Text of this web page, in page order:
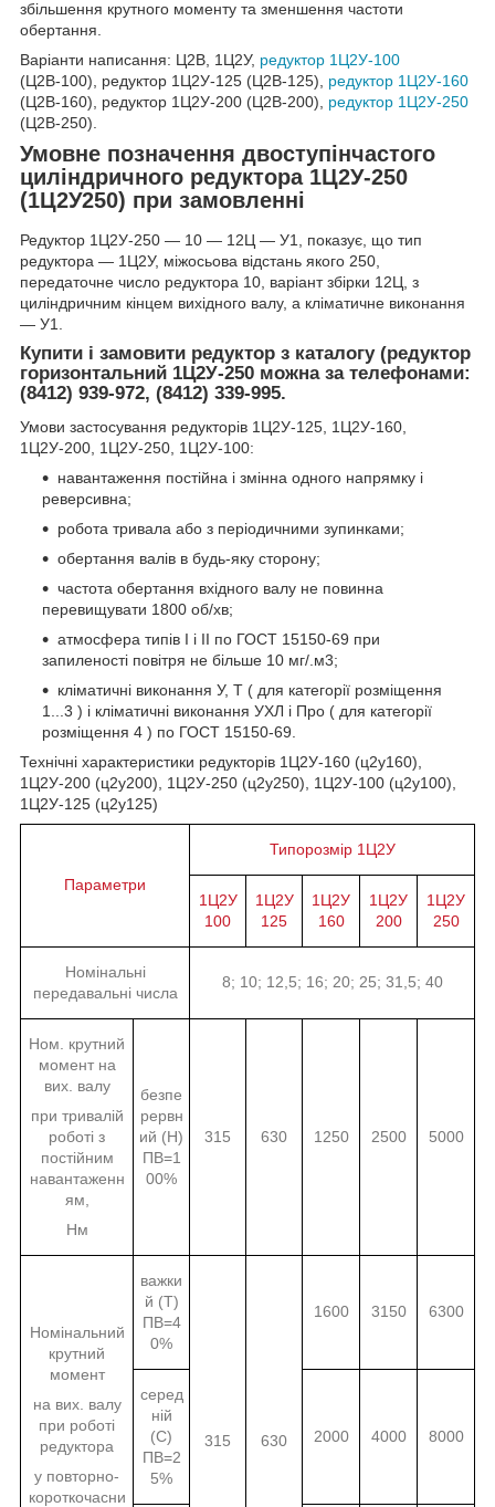
збільшення крутного моменту та зменшення частоти
обертання.
Варіанти написання: Ц2В, 1Ц2У, редуктор 1Ц2У-100
(Ц2В-100), редуктор 1Ц2У-125 (Ц2В-125), редуктор 1Ц2У-160
(Ц2В-160), редуктор 1Ц2У-200 (Ц2В-200), редуктор 1Ц2У-250
(Ц2В-250).
Умовне позначення двоступінчастого
циліндричного редуктора 1Ц2У-250
(1Ц2У250) при замовленні
Редуктор 1Ц2У-250 ― 10 ― 12Ц ― У1, показує, що тип
редуктора ― 1Ц2У, міжосьова відстань якого 250,
передаточне число редуктора 10, варіант збірки 12Ц, з
циліндричним кінцем вихідного валу, а кліматичне виконання
― У1.
Купити і замовити редуктор з каталогу (редуктор
горизонтальний 1Ц2У-250 можна за телефонами:
(8412) 939-972, (8412) 339-995.
Умови застосування редукторів 1Ц2У-125, 1Ц2У-160,
1Ц2У-200, 1Ц2У-250, 1Ц2У-100:
навантаження постійна і змінна одного напрямку і
реверсивна;
робота тривала або з періодичними зупинками;
обертання валів в будь-яку сторону;
частота обертання вхідного валу не повинна
перевищувати 1800 об/хв;
атмосфера типів I і II по ГОСТ 15150-69 при
запиленості повітря не більше 10 мг/.м3;
кліматичні виконання У, Т ( для категорії розміщення
1...3 ) і кліматичні виконання УХЛ і Про ( для категорії
розміщення 4 ) по ГОСТ 15150-69.
Технічні характеристики редукторів 1Ц2У-160 (ц2у160),
1Ц2У-200 (ц2у200), 1Ц2У-250 (ц2у250), 1Ц2У-100 (ц2у100),
1Ц2У-125 (ц2у125)
Параметри
Типорозмір 1Ц2У
1Ц2У
100
1Ц2У
125
1Ц2У
160
1Ц2У
200
1Ц2У
250
Номінальні
передавальні числа
8; 10; 12,5; 16; 20; 25; 31,5; 40
Ном. крутний
момент на
вих. валу
при тривалій
роботі з
постійним
навантаженн
ям,
Нм
безпе
рервн
ий (Н)
ПВ=1
00%
315 630 1250 2500 5000
Номінальний
крутний
момент
на вих. валу
при роботі
редуктора
у повторно-
короткочасни
важки
й (Т)
ПВ=4
0%
315 630
1600 3150 6300
серед
ній
(С)
ПВ=2
5%
2000 4000 8000